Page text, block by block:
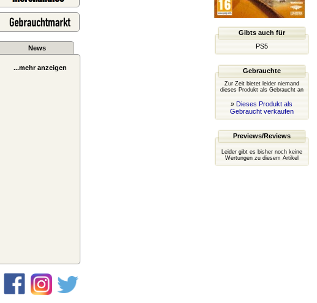
News
...mehr anzeigen
Gibts auch für
PS5
Gebrauchte
Zur Zeit bietet leider niemand
dieses Produkt als Gebraucht an
» Dieses Produkt als
Gebraucht verkaufen
Previews/Reviews
Leider gibt es bisher noch keine
Wertungen zu diesem Artikel